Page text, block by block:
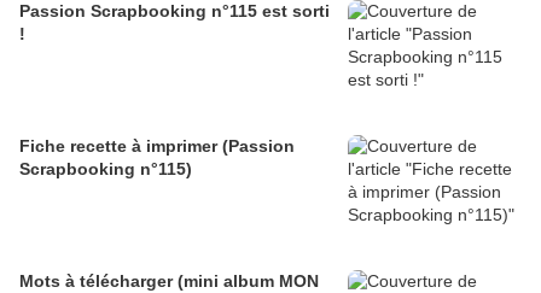
Passion Scrapbooking n°115 est sorti
!
Fiche recette à imprimer (Passion
Scrapbooking n°115)
Mots à télécharger (mini album MON